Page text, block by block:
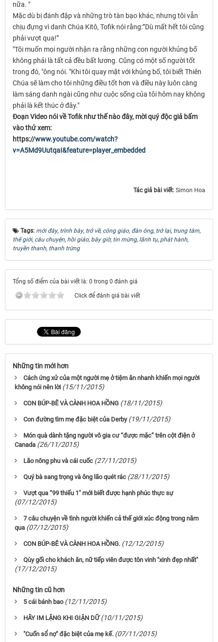
nữa. "
Mặc dù bị đánh đập và những trò tàn bạo khác, nhưng tôi vẫn
chịu đựng vì danh Chúa Kitô, Tofik nói rằng:”Dù mất hết tôi cũng
phải vượt qua!”
"Tôi muốn mọi người nhận ra rằng những con người khủng bố
không phải là tất cả đều bất lương. Cũng có một số người tốt
trong đó, "ông nói. "Khi tôi quay mặt với khủng bố, tôi biết Thiên
Chúa sẽ làm cho tôi những điều tốt hơn và điều này luôn càng
làm sáng danh ngài cũng như cuộc sống của tôi hôm nay không
phải là kết thúc ở đây."
Đoạn Video nói về Tofik như thế nào đây, mời quý độc giả bấm
vào thử xem:
https://www.youtube.com/watch?
v=A5Md9UutqaI&feature=player_ embedded
Tác giả bài viết: Simon Hoa
Tags: mới đây, trình bày, trở về, công giáo, đàn ông, trở lại, trung tâm,
thế giới, câu chuyện, hồi giáo, bây giờ, tin mừng, lãnh tụ, phát hành,
truyền thanh, thanh trừng
Tổng số điểm của bài viết là: 0 trong 0 đánh giá
Click để đánh giá bài viết
Những tin mới hơn
Cách ứng xử của một người mẹ ở tiệm ăn nhanh khiến mọi người
không nói nên lời (15/11/2015)
CON BÚP-BÊ VÀ CÀNH HOA HỒNG (18/11/2015)
Con đường tìm mẹ đặc biệt của Derby (19/11/2015)
Món quà dành tặng người vô gia cư “được mặc” trên cột điện ở
Canada (26/11/2015)
Lão nông phu và cái cuốc (27/11/2015)
Quý bà sang trọng và ông lão quét rác (28/11/2015)
Vượt qua “99 thiếu 1″ mới biết được hạnh phúc thực sự
(07/12/2015)
7 câu chuyện về tình người khiến cả thế giới xúc động trong năm
qua (07/12/2015)
CON BÚP-BÊ VÀ CÀNH HOA HỒNG. (12/12/2015)
Qùy gối cho khách ăn, nữ tiếp viên được tôn vinh "xinh đẹp nhất"
(17/12/2015)
Những tin cũ hơn
5 cái bánh bao (12/11/2015)
HÃY IM LẶNG KHI GIẬN DỮ (10/11/2015)
"Cuốn sổ nợ" đặc biệt của mẹ kế. (07/11/2015)